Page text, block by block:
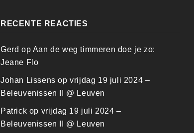
RECENTE REACTIES
Gerd op Aan de weg timmeren doe je zo:
Jeane Flo
Johan Lissens opvrijdag 19 juli 2024 –
Beleuvenissen II @ Leuven
Patrick op vrijdag 19 juli 2024 –
Beleuvenissen II @ Leuven